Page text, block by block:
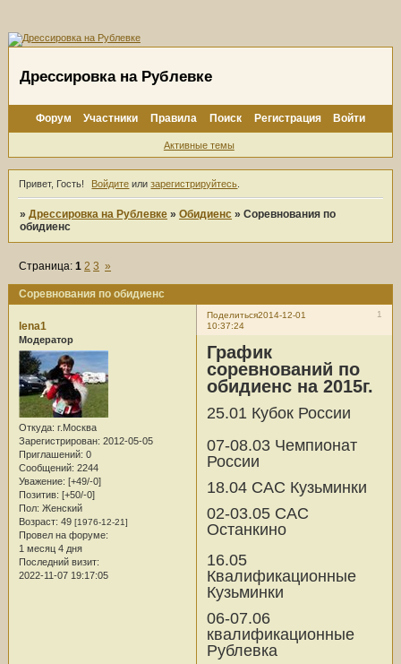
Дрессировка на Рублевке
Форум Участники Правила Поиск Регистрация Войти
Активные темы
Привет, Гость! Войдите илизарегистрируйтесь
»Дрессировка на Рублевке »Обидиенс »Соревнования по
обидиенс
Соревнования по обидиенс
Страница:1 2 3 »
Поделиться 1
2014-12-01
10:37:24
lena1
Модератор
Откуда: г.Москва
Зарегистрирован: 2012-05-05
Приглашений: 0
Сообщений: 2244
Уважение: [+49/-0]
Позитив: [+50/-0]
Пол: Женский
Возраст: 49 [1976-12-21]
Провел на форуме:
1 месяц 4 дня
Последний визит:
2022-11-07 19:17:05
График
соревнований по
обидиенс на 2015г.
25.01 Кубок России
07-08.03 Чемпионат
России
18.04 САС Кузьминки
02-03.05 САС
Останкино
16.05
Квалификационные
Кузьминки
06-07.06
квалификационные
Рублевка